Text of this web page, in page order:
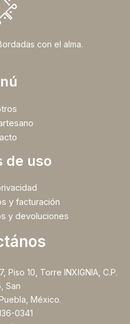
con el alma.
de uso
y facturación
y devoluciones
Piso 10, Torre INXIGNIA, C.P.
San
México.
0341